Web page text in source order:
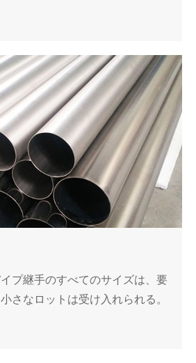
プ継手のすべてのサイズは、要
さなロットは受け入れられる。